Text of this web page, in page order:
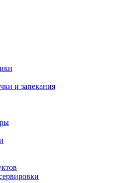
и запекания